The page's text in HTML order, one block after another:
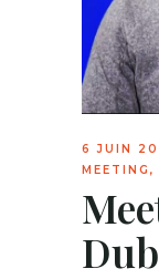
6 JUIN
MEETING,